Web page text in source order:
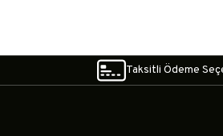
Taksitli Ödeme